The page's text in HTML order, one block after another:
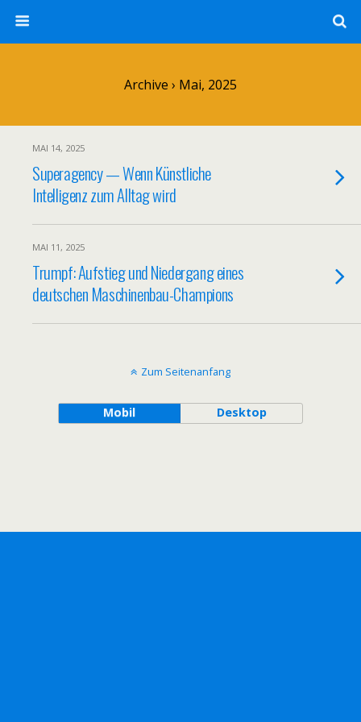
Archive › Mai, 2025
MAI 14, 2025
Superagency — Wenn Künstliche
Intelligenz zum Alltag wird
MAI 11, 2025
Trumpf: Aufstieg und Niedergang eines
deutschen Maschinenbau-Champions
Zum Seitenanfang
Mobil Desktop